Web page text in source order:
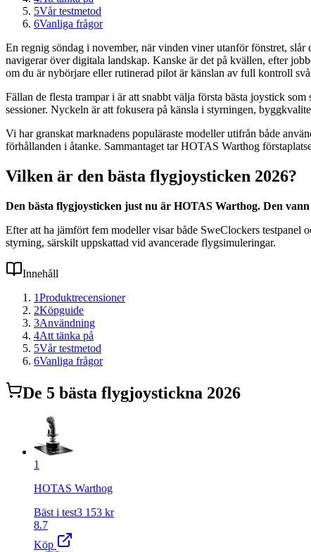
5Vår testmetod
6Vanliga frågor
En regnig söndag i november, när vinden viner utanför fönstret,
navigerar över digitala landskap. Kanske är det på kvällen, efter
om du är nybörjare eller rutinerad pilot är känslan av full kontroll
Fällan de flesta trampar i är att snabbt välja första bästa joystick
sessioner. Nyckeln är att fokusera på känsla i styrningen,
Vi har granskat marknadens populäraste modeller utifrån både
förhållanden i åtanke. Sammantaget tar HOTAS Warthog
Vilken är den bästa flygjoysticken 2026?
Den bästa flygjoysticken just nu är HOTAS Warthog. Den
Efter att ha jämfört fem modeller visar både SweClockers
styrning, särskilt uppskattad vid avancerade flygsimuleringar.
Innehåll
1Produktrecensioner
2Köpguide
3Användning
4Att tänka på
5Vår testmetod
6Vanliga frågor
De 5 bästa flygjoystickna 2026
1
HOTAS Warthog
Bäst i test3 153 kr
8.7
Köp